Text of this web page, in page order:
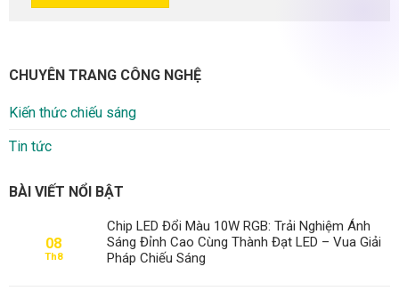
CHUYÊN TRANG CÔNG NGHỆ
Kiến thức chiếu sáng
Tin tức
BÀI VIẾT NỔI BẬT
08
Th8
Chip LED Đổi Màu 10W RGB: Trải Nghiệm Ánh
Sáng Đỉnh Cao Cùng Thành Đạt LED – Vua Giải
Pháp Chiếu Sáng